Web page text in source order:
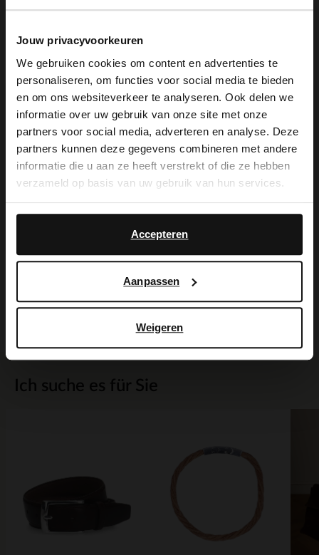
Jouw privacyvoorkeuren
We gebruiken cookies om content en advertenties te
personaliseren, om functies voor social media te bieden
en om ons websiteverkeer te analyseren. Ook delen we
informatie over uw gebruik van onze site met onze
partners voor social media, adverteren en analyse. Deze
partners kunnen deze gegevens combineren met andere
informatie die u aan ze heeft verstrekt of die ze hebben
verzameld op basis van uw gebruik van hun services.
Accepteren
Aanpassen
Weigeren
Ich suche es für Sie
Produktbeschreibung
Marineblaue Veloursleder-Loafer mit
weißer 3 cm dicker Sohle der Marke
Manfield. Als Lederpflege empfehlen wir
das transparente Veloursleder-/Nubuk-
Lieferung & Rücksendung
×
View this website in English?
It looks like your language isn't Dutch. Would
you like to switch to English?
English